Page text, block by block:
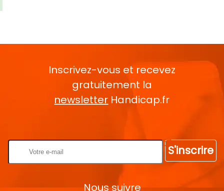
Inscrivez-vous et recevez
gratuitement la
newsletter Handicap.fr
S'inscrire
Nous suivre